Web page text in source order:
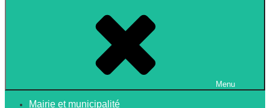
Menu
Mairie et municipalité